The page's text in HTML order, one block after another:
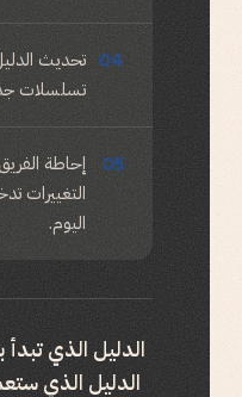
04 تحديث
تسلسلات
05
إحاطة
التغييرات
اليوم.
الدليل الذي
الدليل الذي